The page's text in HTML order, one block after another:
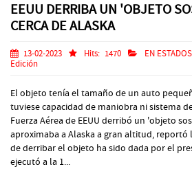
EEUU DERRIBA UN 'OBJETO
CERCA DE ALASKA
13-02-2023 Hits: 1470 EN
Edición
El objeto tenía el tamaño de un auto
tuviese capacidad de maniobra ni sistema
Fuerza Aérea de EEUU derribó un 'objeto
aproximaba a Alaska a gran altitud, reportó
de derribar el objeto ha sido dada por el
ejecutó a la 1...